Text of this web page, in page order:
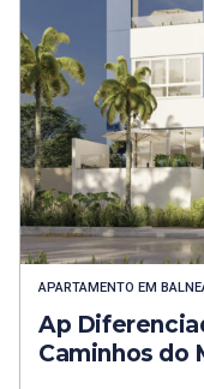
APARTAMENTO EM
Ap
Caminhos do